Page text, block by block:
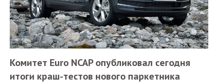
Комитет Euro NCAP опубликовал сегодня
итоги краш-тестов нового паркетника